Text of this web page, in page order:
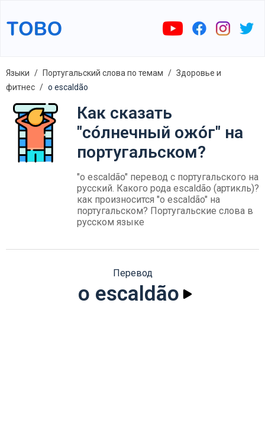
Языки Португальский слова по темам
Здоровье и
фитнес
o escaldão
Как сказать
"со́лнечный ожо́г" на
португальском?
"o escaldão" перевод с португальского на
русский. Какого рода escaldão (артикль)?
как произносится "o escaldão" на
португальском? Португальские слова в
русском языке
Перевод
o escaldão